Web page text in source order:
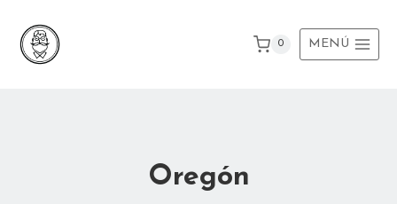
contenido
0 MENÚ
Oregón